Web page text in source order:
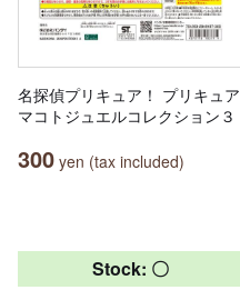
名探偵プリキュア！ プリキュア
マコトジュエルコレクション３
300 yen (tax included)
Stock: 〇